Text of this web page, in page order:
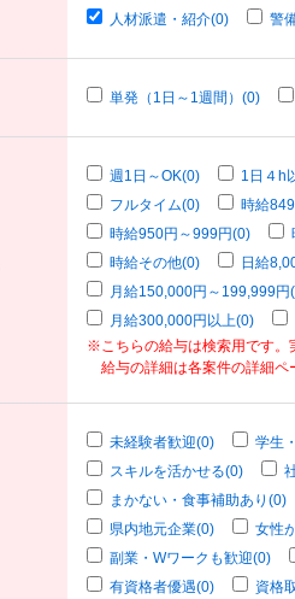
人材派遣・紹介(0)
警
単発（1日～1週間）(0)
週1日～OK(0)
1日４h
フルタイム(0)
時給
時給950円～999円(0)
時給その他(0)
日給
月給150,000円～199,999円
月給300,000円以上(0)
※こちらの給与は検索用です。
給与の詳細は各案件の詳細ペ
未経験者歓迎(0)
学生
スキルを活かせる(0)
まかない・食事補助あり(0)
県内地元企業(0)
女性
副業・Wワークも歓迎(0)
有資格者優遇(0)
資格